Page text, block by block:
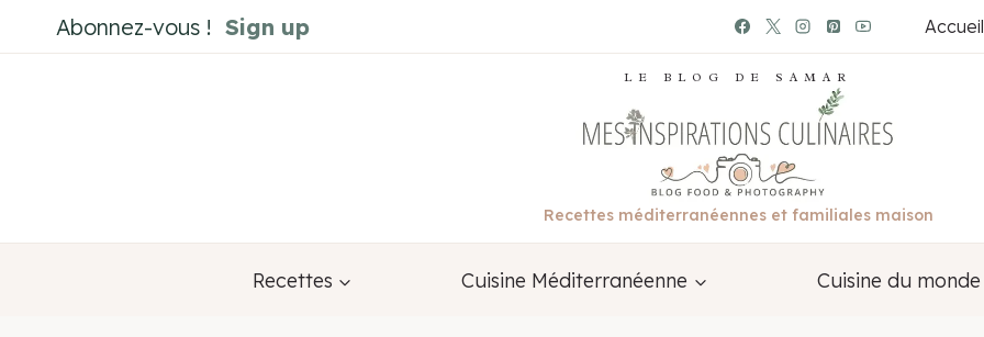
au
Abonnez-vous ! Sign up Accueil
LE BLOG DE SAMAR
Recettes méditerranéennes et familiales maison
Recettes Cuisine Méditerranéenne Cuisine du monde